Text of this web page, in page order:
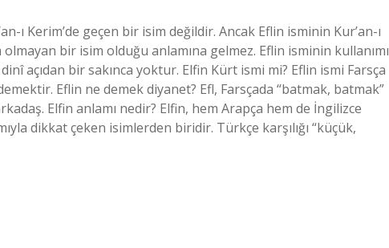
ı Kerim’de geçen bir isim değildir. Ancak Eflin isminin Kur’an-ı
bir isim olduğu anlamına gelmez. Eflin isminin kullanımı
açıdan bir sakınca yoktur. Elfin Kürt ismi mi? Eflin ismi Farsça
Eflin ne demek diyanet? Efl, Farsçada “batmak, batmak”
Elfin anlamı nedir? Elfin, hem Arapça hem de İngilizce
dikkat çeken isimlerden biridir. Türkçe karşılığı “küçük,